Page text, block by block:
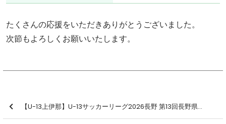
たくさんの応援をいただきありがとうございました。
次節もよろしくお願いいたします。
【U-13上伊那】U-13サッカーリーグ2026長野 第13回長野県U-13リーグ 第3節 結果のお知らせ